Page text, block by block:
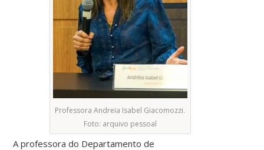
Professora Andreia Isabel Giacomozzi.
Foto: arquivo pessoal
A professora do Departamento de